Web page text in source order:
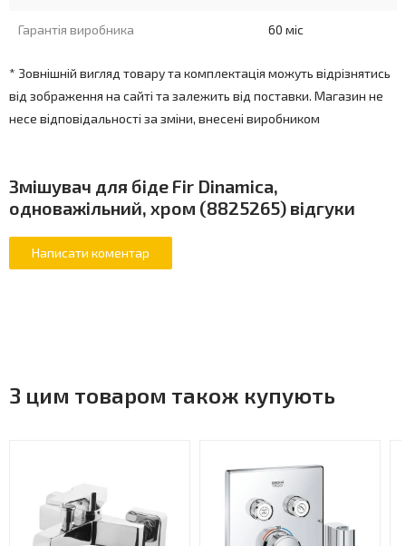
Гарантія виробника 60 міс
* Зовнішній вигляд товару та комплектація можуть відрізнятись
від зображення на сайті та залежить від поставки. Магазин не
несе відповідальності за зміни, внесені виробником
Змішувач для біде Fir Dinamica,
одноважільний, хром (8825265) відгуки
З цим товаром також купують